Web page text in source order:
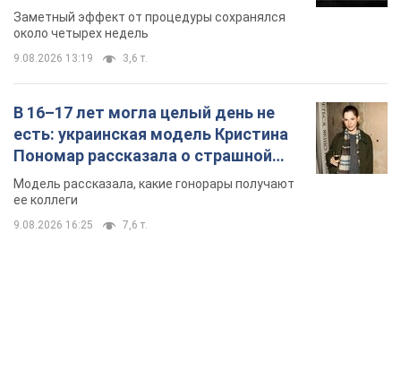
так почти месяц
Заметный эффект от процедуры сохранялся
около четырех недель
9.08.2026 13:19 3,6 т.
В 16–17 лет могла целый день не
есть: украинская модель Кристина
Пономар рассказала о страшной
стороне модельной карьеры
Модель рассказала, какие гонорары получают
ее коллеги
9.08.2026 16:25 7,6 т.